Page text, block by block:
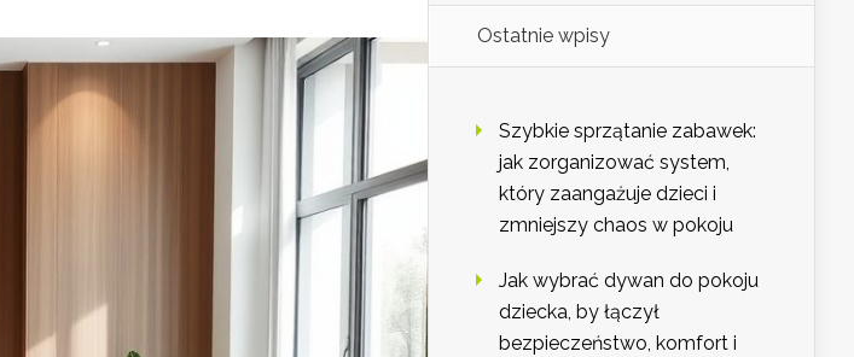
Ostatnie wpisy
Szybkie sprzątanie zabawek:
jak zorganizować system,
który zaangażuje dzieci i
zmniejszy chaos w pokoju
Jak wybrać dywan do pokoju
dziecka, by łączył
bezpieczeństwo, komfort i